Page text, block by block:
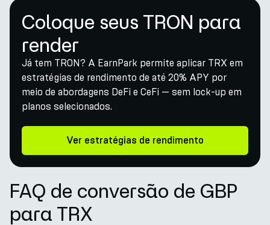
Coloque seus TRON para
render
Já tem TRON? A EarnPark permite aplicar TRX em
estratégias de rendimento de até 20% APY por
meio de abordagens DeFi e CeFi — sem lock-up em
planos selecionados.
Ver estratégias de rendimento
FAQ de conversão de GBP
para TRX